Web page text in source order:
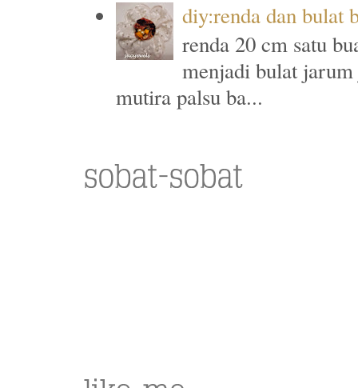
diy:renda dan bulat
renda 20 cm satu
menjadi bulat
mutira palsu ba...